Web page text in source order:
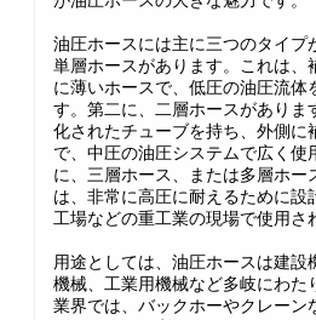
油圧ホースには主に三つのタイプ
単層ホースがあります。これは、
に薄いホースで、低圧の油圧流体
す。第二に、二層ホースがありま
化されたチューブを持ち、外側に
で、中圧の油圧システムで広く使
に、三層ホース、または多層ホー
は、非常に高圧に耐えるために設
工場などの重工業の現場で使用さ
用途としては、油圧ホースは建設
機械、工業用機械など多岐にわた
業界では、バックホーやクレーン